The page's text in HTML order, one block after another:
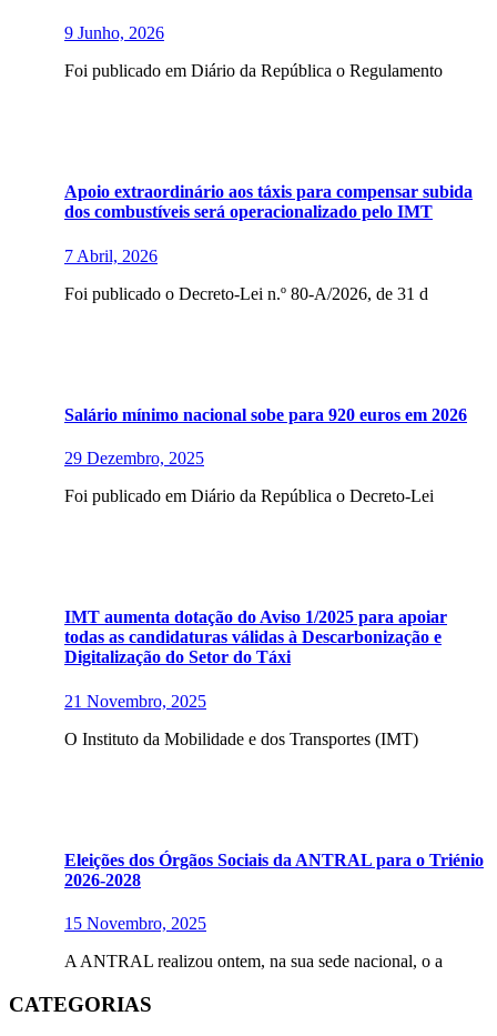
9 Junho, 2026
Foi publicado em Diário da República o Regulamento
Apoio extraordinário aos táxis para compensar subida
dos combustíveis será operacionalizado pelo IMT
7 Abril, 2026
Foi publicado o Decreto-Lei n.º 80-A/2026, de 31 d
Salário mínimo nacional sobe para 920 euros em 2026
29 Dezembro, 2025
Foi publicado em Diário da República o Decreto-Lei
IMT aumenta dotação do Aviso 1/2025 para apoiar
todas as candidaturas válidas à Descarbonização e
Digitalização do Setor do Táxi
21 Novembro, 2025
O Instituto da Mobilidade e dos Transportes (IMT)
Eleições dos Órgãos Sociais da ANTRAL para o Triénio
2026-2028
15 Novembro, 2025
A ANTRAL realizou ontem, na sua sede nacional, o a
CATEGORIAS